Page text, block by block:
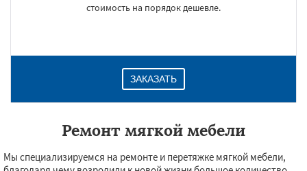
стоимость на порядок дешевле.
ЗАКАЗАТЬ
Ремонт мягкой мебели
Мы специализируемся на ремонте и перетяжке мягкой мебели,